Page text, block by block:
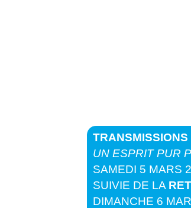
UN ESPRIT PUR
SAMEDI 5 MARS
SUIVIE DE LA
DIMANCHE 6